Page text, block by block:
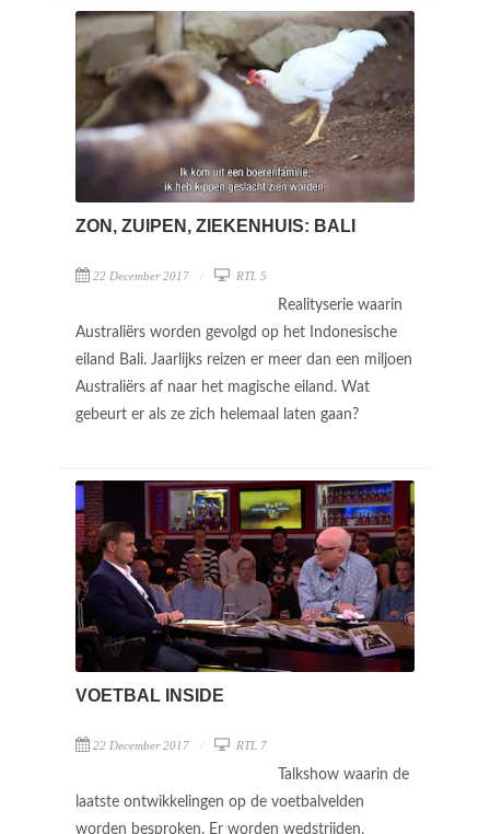
ZON, ZUIPEN, ZIEKENHUIS: BALI
22 December 2017 RTL 5
Realityserie waarin
Australiërs worden gevolgd op het Indonesische
eiland Bali. Jaarlijks reizen er meer dan een miljoen
Australiërs af naar het magische eiland. Wat
gebeurt er als ze zich helemaal laten gaan?
VOETBAL INSIDE
22 December 2017 RTL 7
Talkshow waarin de
laatste ontwikkelingen op de voetbalvelden
worden besproken. Er worden wedstrijden,